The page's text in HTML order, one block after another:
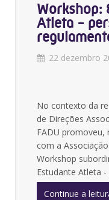
Workshop:
Atleta -
22 dezembro
No contexto da
de Direções
FADU promoveu,
com a
Workshop
Estudante Atleta
Continue a